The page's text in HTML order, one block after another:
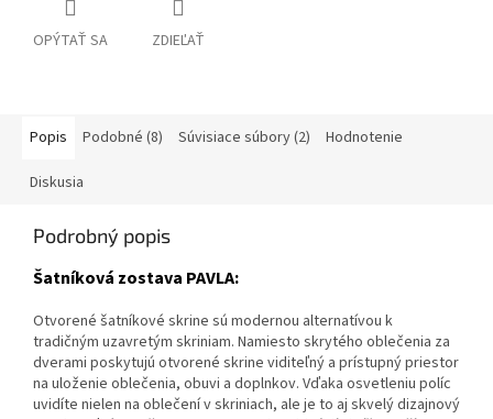
OPÝTAŤ SA ZDIEĽAŤ
Popis Podobné (8) Súvisiace súbory (2) Hodnotenie
Diskusia
Podrobný popis
Šatníková zostava PAVLA:
Otvorené šatníkové skrine sú modernou alternatívou k
tradičným uzavretým skriniam. Namiesto skrytého oblečenia za
dverami poskytujú otvorené skrine viditeľný a prístupný priestor
na uloženie oblečenia, obuvi a doplnkov. Vďaka osvetleniu políc
uvidíte nielen na oblečení v skriniach, ale je to aj skvelý dizajnový